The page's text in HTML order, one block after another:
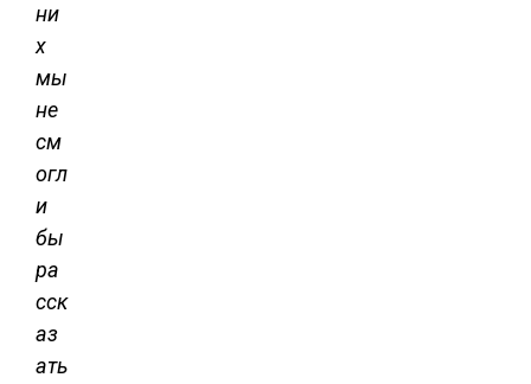
ни
х
мы
не
см
огл
и
бы
ра
сск
аз
ать